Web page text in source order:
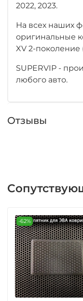
2022, 2023.
На всех наших
оригинальные
XV 2-поколение
SUPERVIP -
любого авто.
Отзывы
-62%